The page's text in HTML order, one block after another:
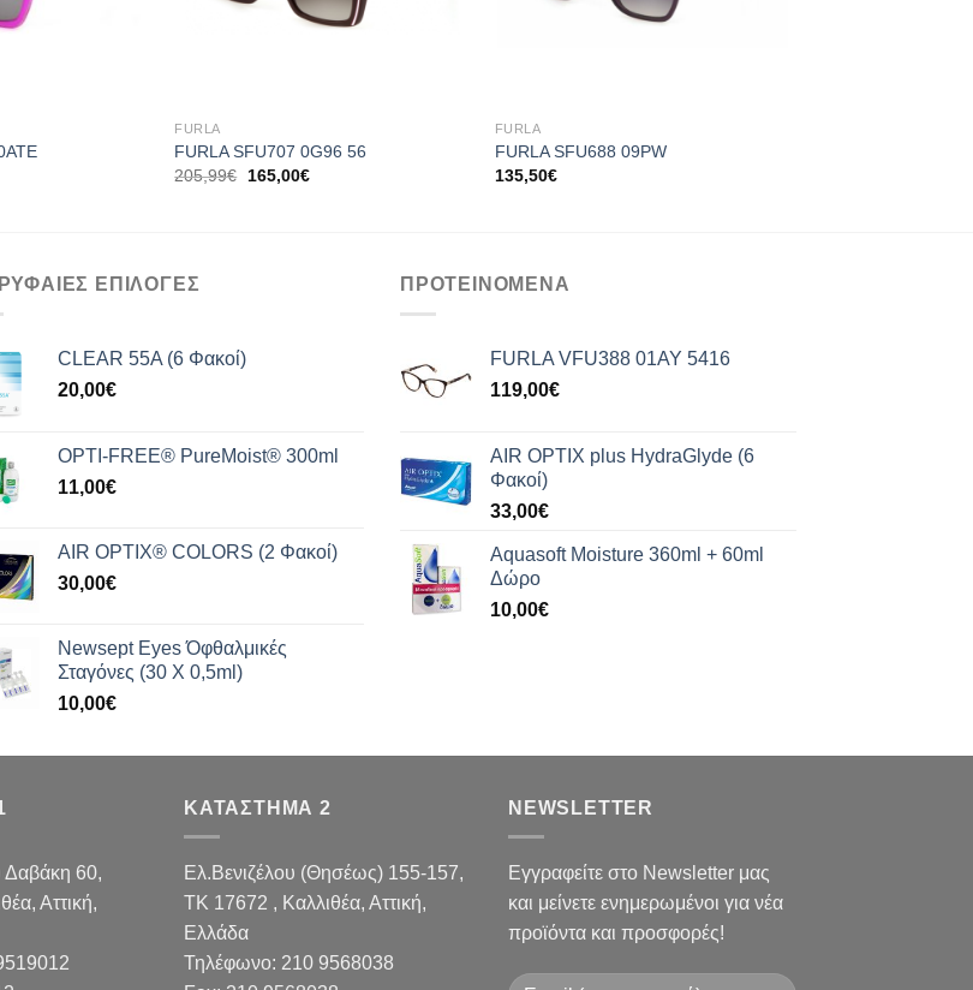
FURLA
FURLA SFU707 0G96 56
205,99€
Original
165,00€Η
FURLA
FURLA SFU688 09PW
135,50€
ΕΠΙΛΟΓΕΣ
CLEAR 55A (6 Φακοί)
20,00€
OPTI-FREE® PureMoist® 300ml
11,00€
AIR OPTIX® COLORS (2 Φακοί)
30,00€
Newsept Eyes Όφθαλμικές
Σταγόνες (30 Χ 0,5ml)
10,00€
ΠΡΟΤΕΙΝΟΜΕΝΑ
FURLA VFU388 01AY 5416
119,00€
AIR OPTIX plus HydraGlyde (6
Φακοί)
33,00€
Aquasoft Moisture 360ml + 60ml
Δώρο
10,00€
Δαβάκη 60,
Αττική,
ΚΑΤΑΣΤΗΜΑ 2
Ελ.Βενιζέλου (Θησέως) 155-157,
TK 17672 , Καλλιθέα, Αττική,
Ελλάδα
Τηλέφωνο: 210 9568038
NEWSLETTER
Εγγραφείτε στο Newsletter μας
και μείνετε ενημερωμένοι για νέα
προϊόντα και προσφορές!